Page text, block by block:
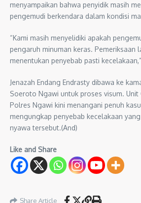
menyampaikan bahwa penyidik masih
pengemudi berkendara dalam kondisi
“Kami masih menyelidiki apakah
pengaruh minuman keras. Pemeriksaan
menentukan penyebab pasti
Jenazah Endang Endrasty dibawa ke
Soeroto Ngawi untuk proses visum. Unit
Polres Ngawi kini menangani penuh
mengungkap penyebab kecelakaan
nyawa tersebut.(And)
Like and Share
Share Article